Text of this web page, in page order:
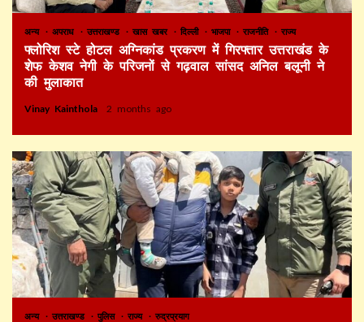
अन्य अपराध उत्तराखण्ड खास खबर दिल्ली भाजपा राजनीति राज्य
फ्लोरिश स्टे होटल अग्निकांड प्रकरण में गिरफ्तार उत्तराखंड के
शेफ केशव नेगी के परिजनों से गढ़वाल सांसद अनिल बलूनी ने
की मुलाकात
Vinay Kainthola 2 months ago
अन्य उत्तराखण्ड पुलिस राज्य रुद्रप्रयाग